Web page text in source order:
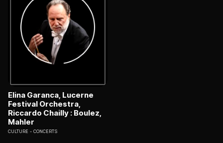
Elina Garanca, Lucerne
Festival Orchestra,
Riccardo Chailly : Boulez,
Mahler
CULTURE CONCERTS